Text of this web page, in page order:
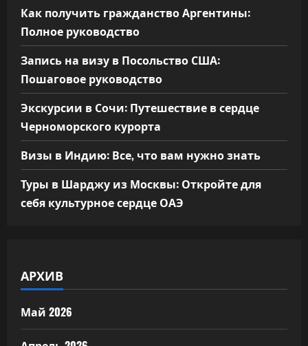
Как получить гражданство Аргентины:
Полное руководство
Запись на визу в Посольство США:
Пошаговое руководство
Экскурсии в Сочи: Путешествие в сердце
Черноморского курорта
Визы в Индию: Все, что вам нужно знать
Туры в Шарджу из Москвы: Откройте для
себя культурное сердце ОАЭ
АРХИВ
Май 2026